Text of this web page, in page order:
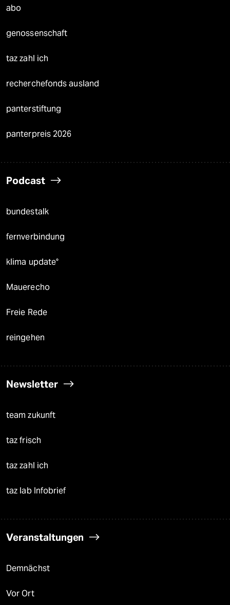
abo
genossenschaft
taz zahl ich
recherchefonds ausland
panterstiftung
panterpreis 2026
Podcast
bundestalk
fernverbindung
klima update°
Mauerecho
Freie Rede
reingehen
Newsletter
team zukunft
taz frisch
taz zahl ich
taz lab Infobrief
Veranstaltungen
Demnächst
Vor Ort